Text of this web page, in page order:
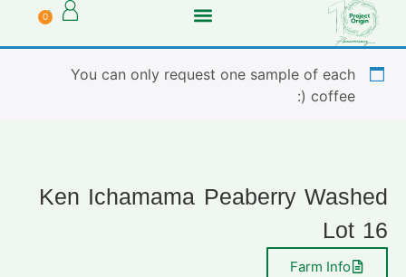
0
You can only request one sample of each
coffee (:
Ken Ichamama Peaberry Washed
Lot 16
Farm Info